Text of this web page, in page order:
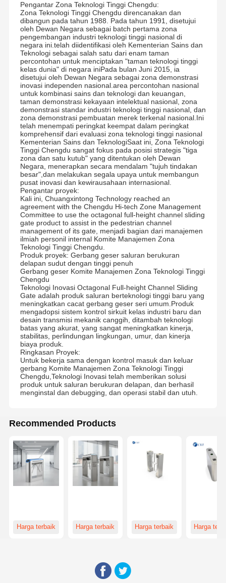
Pengantar Zona Teknologi Tinggi Chengdu:
Zona Teknologi Tinggi Chengdu direncanakan dan
dibangun pada tahun 1988. Pada tahun 1991, disetujui
oleh Dewan Negara sebagai batch pertama zona
pengembangan industri teknologi tinggi nasional di
negara ini.telah diidentifikasi oleh Kementerian Sains dan
Teknologi sebagai salah satu dari enam taman
percontohan untuk menciptakan "taman teknologi tinggi
kelas dunia" di negara iniPada bulan Juni 2015, ia
disetujui oleh Dewan Negara sebagai zona demonstrasi
inovasi independen nasional.area percontohan nasional
untuk kombinasi sains dan teknologi dan keuangan,
taman demonstrasi kekayaan intelektual nasional, zona
demonstrasi standar industri teknologi tinggi nasional, dan
zona demonstrasi pembuatan merek terkenal nasional.Ini
telah menempati peringkat keempat dalam peringkat
komprehensif dari evaluasi zona teknologi tinggi nasional
Kementerian Sains dan TeknologiSaat ini, Zona Teknologi
Tinggi Chengdu sangat fokus pada posisi strategis "tiga
zona dan satu kutub" yang ditentukan oleh Dewan
Negara, menerapkan secara mendalam "tujuh tindakan
besar",dan melakukan segala upaya untuk membangun
pusat inovasi dan kewirausahaan internasional.
Pengantar proyek:
Kali ini, Chuangxintong Technology reached an
agreement with the Chengdu Hi-tech Zone Management
Committee to use the octagonal full-height channel sliding
gate product to assist in the pedestrian channel
management of its gate, menjadi bagian dari manajemen
ilmiah personil internal Komite Manajemen Zona
Teknologi Tinggi Chengdu.
Produk proyek: Gerbang geser saluran berukuran
delapan sudut dengan tinggi penuh
Gerbang geser Komite Manajemen Zona Teknologi Tinggi
Chengdu
Teknologi Inovasi Octagonal Full-height Channel Sliding
Gate adalah produk saluran berteknologi tinggi baru yang
meningkatkan cacat gerbang geser seri umum.Produk
mengadopsi sistem kontrol sirkuit kelas industri baru dan
desain transmisi mekanik canggih, ditambah teknologi
batas yang akurat, yang sangat meningkatkan kinerja,
stabilitas, perlindungan lingkungan, umur, dan kinerja
biaya produk.
Ringkasan Proyek:
Untuk bekerja sama dengan kontrol masuk dan keluar
gerbang Komite Manajemen Zona Teknologi Tinggi
Chengdu,Teknologi Inovasi telah memberikan solusi
produk untuk saluran berukuran delapan, dan berhasil
menginstal dan debugging, dan operasi stabil dan utuh.
Recommended Products
Harga terbaik Harga terbaik Harga terbaik Harga